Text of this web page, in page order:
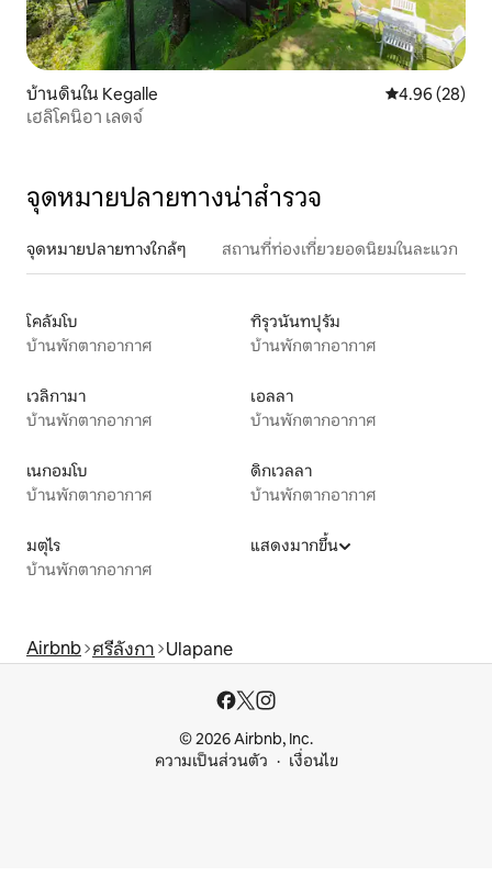
บ้านดินใน Kegalle คะแนนเฉลี่ย
4.96 (28)
เฮลิโคนิอา เลดจ์
จุดหมายปลายทางน่าสำรวจ
จุดหมายปลายทางใกล้ๆ สถานที่ท่องเที่ยวยอดนิยมในละแวก
โคลัมโบ
บ้านพักตากอากาศ
ทิรุวนันทปุรัม
บ้านพักตากอากาศ
เวลิกามา
บ้านพักตากอากาศ
เอลลา
บ้านพักตากอากาศ
เนกอมโบ
บ้านพักตากอากาศ
ดิกเวลลา
บ้านพักตากอากาศ
มตุไร
บ้านพักตากอากาศ
แสดงมากขึ้น
Airbnb ศรีลังกา Ulapane
© 2026 Airbnb, Inc.
ความเป็นส่วนตัว
เงื่อนไข